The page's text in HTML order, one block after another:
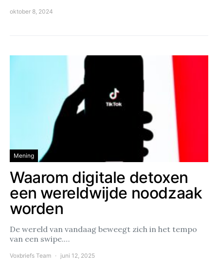
oktober 8, 2024
Mening
Waarom digitale detoxen
een wereldwijde noodzaak
worden
De wereld van vandaag beweegt zich in het tempo
van een swipe.…
Voxbriefs Team juni 12, 2025